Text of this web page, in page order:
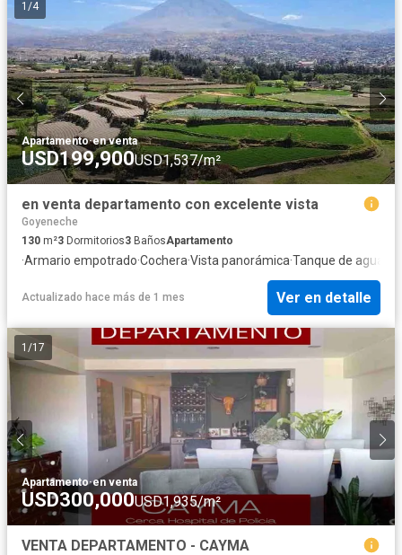
1 /4
Apartamento·en venta
USD199,900USD1,537/m²
en venta departamento con excelente vista
Goyeneche
130 m²3 Dormitorios3 BañosApartamento
·Armario empotrado·Cochera·Vista panorámica·Tanque de agua
Actualizado hace más de 1 mes Ver en detalle
1 /17
Apartamento·en venta
USD300,000USD1,935/m²
VENTA DEPARTAMENTO - CAYMA